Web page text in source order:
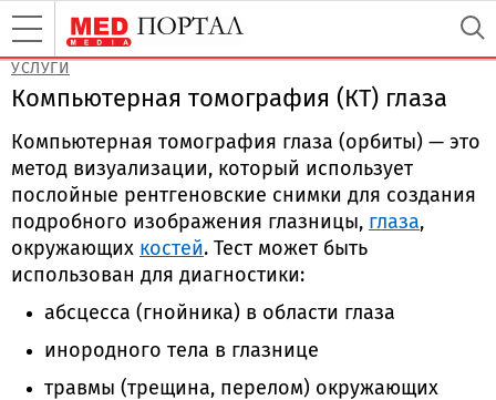
УСЛУГИ
Компьютерная томография (КТ) глаза
Компьютерная томография глаза (орбиты) — это
метод визуализации, который использует
послойные рентгеновские снимки для создания
подробного изображения глазницы, глаза,
окружающих костей. Тест может быть
использован для диагностики:
абсцесса (гнойника) в области глаза
инородного тела в глазнице
травмы (трещина, перелом) окружающих